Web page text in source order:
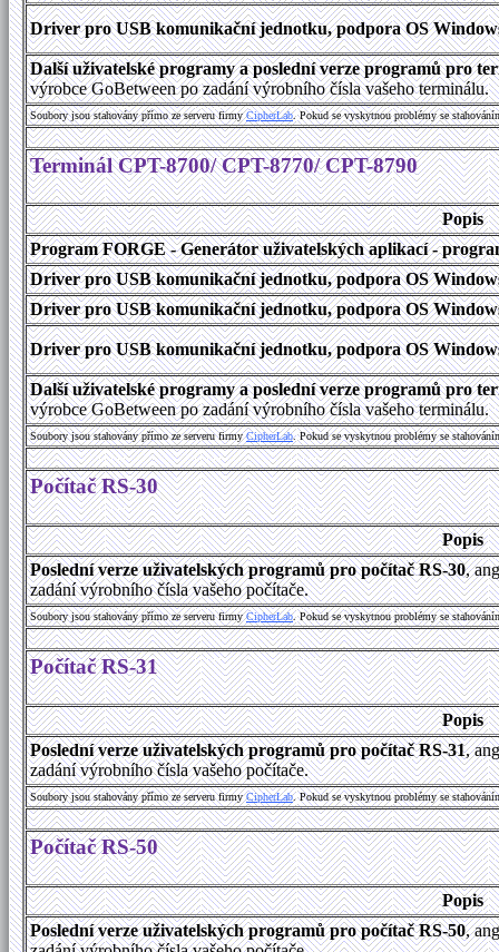
Driver pro USB komunikační jednotku, podpora OS
Další uživatelské programy a poslední verze programů pro
výrobce GoBetween po zadání výrobního čísla vašeho terminálu.
Soubory jsou stahovány přímo ze serveru firmyCipherLab. Pokud se vyskytnou problémy se
Terminál CPT-8700/ CPT-8770/ CPT-8790
Popis
Program FORGE - Generátor uživatelských aplikací -
Driver pro USB komunikační jednotku, podpora OS
Driver pro USB komunikační jednotku, podpora OS
Driver pro USB komunikační jednotku, podpora OS
Další uživatelské programy a poslední verze programů pro
výrobce GoBetween po zadání výrobního čísla vašeho terminálu.
Soubory jsou stahovány přímo ze serveru firmyCipherLab. Pokud se vyskytnou problémy se
Počítač RS-30
Popis
Poslední verze uživatelských programů pro počítač RS-30,
zadání výrobního čísla vašeho počítače.
Soubory jsou stahovány přímo ze serveru firmyCipherLab. Pokud se vyskytnou problémy se
Počítač RS-31
Popis
Poslední verze uživatelských programů pro počítač RS-31,
zadání výrobního čísla vašeho počítače.
Soubory jsou stahovány přímo ze serveru firmyCipherLab. Pokud se vyskytnou problémy se
Počítač RS-50
Popis
Poslední verze uživatelských programů pro počítač RS-50,